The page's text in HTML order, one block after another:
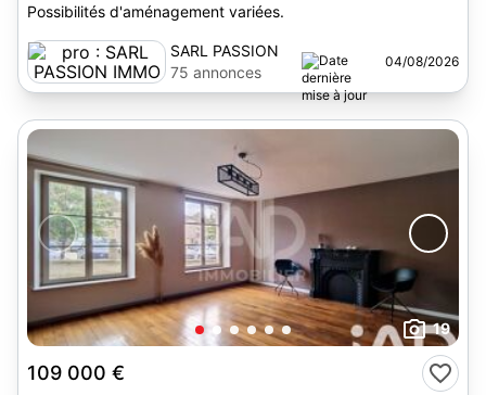
Possibilités d'aménagement variées.
SARL PASSION
IMMO
75 annonces
04/08/2026
19
109 000 €